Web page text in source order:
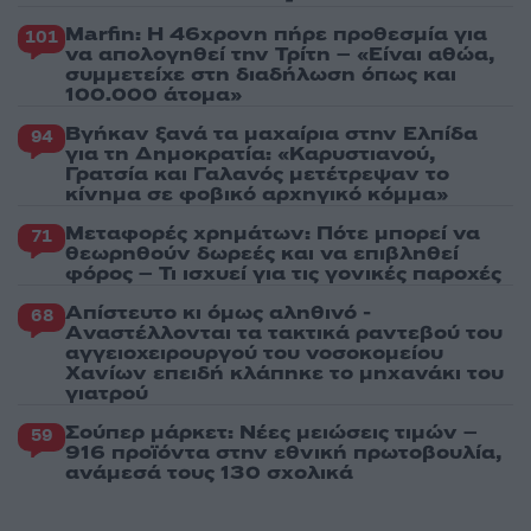
101 Marfin: Η 46χρονη πήρε προθεσμία για
να απολογηθεί την Τρίτη – «Είναι αθώα,
συμμετείχε στη διαδήλωση όπως και
100.000 άτομα»
94 Βγήκαν ξανά τα μαχαίρια στην Ελπίδα
για τη Δημοκρατία: «Καρυστιανού,
Γρατσία και Γαλανός μετέτρεψαν το
κίνημα σε φοβικό αρχηγικό κόμμα»
71 Μεταφορές χρημάτων: Πότε μπορεί να
θεωρηθούν δωρεές και να επιβληθεί
φόρος – Τι ισχυεί για τις γονικές παροχές
68 Απίστευτο κι όμως αληθινό -
Aναστέλλονται τα τακτικά ραντεβού του
αγγειοχειρουργού του νοσοκομείου
Χανίων επειδή κλάπηκε το μηχανάκι του
γιατρού
59 Σούπερ μάρκετ: Νέες μειώσεις τιμών –
916 προϊόντα στην εθνική πρωτοβουλία,
ανάμεσά τους 130 σχολικά